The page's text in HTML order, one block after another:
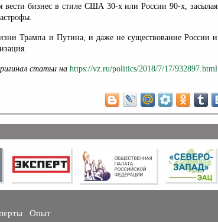
вести бизнес в стиле США 30-х или России 90-х, засылая
Трампа и Путина, и даже не существование России и
статьи на https://vz.ru/politics/2018/7/17/932897.html
Опыт